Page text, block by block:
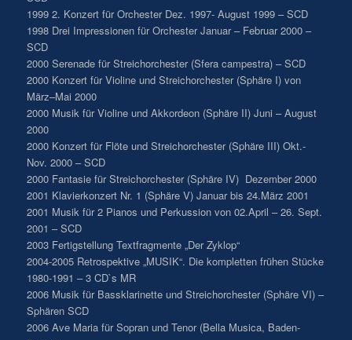
1999 2. Konzert für Orchester Dez. 1997- August 1999 – SCD
1998 Drei Impressionen für Orchester Januar – Februar 2000 –
SCD
2000 Serenade für Streichorchester (Sfera campestra) – SCD
2000 Konzert für Violine und Streichorchester (Sphäre I) von
März–Mai 2000
2000 Musik für Violine und Akkordeon (Sphäre II) Juni – August
2000
2000 Konzert für Flöte und Streichorchester (Sphäre III) Okt.-
Nov. 2000 – SCD
2000 Fantasie für Streichorchester (Sphäre IV) Dezember 2000
2001 Klavierkonzert Nr. 1 (Sphäre V) Januar bis 24.März 2001
2001 Musik für 2 Pianos und Perkussion von 02.April – 26. Sept.
2001 – SCD
2003 Fertigstellung Textfragmente „Der Zyklop“
2004-2005 Retrospektive „MUSIK“. Die kompletten frühen Stücke
1980-1991 – 3 CD`s MR
2006 Musik für Bassklarinette und Streichorchester (Sphäre VI) –
Sphären SCD
2006 Ave Maria für Sopran und Tenor (Bella Musica, Baden-